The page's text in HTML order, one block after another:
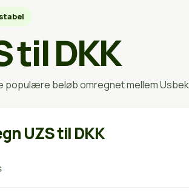
til DKK
populære beløb omregnet mellem
UZS til DKK